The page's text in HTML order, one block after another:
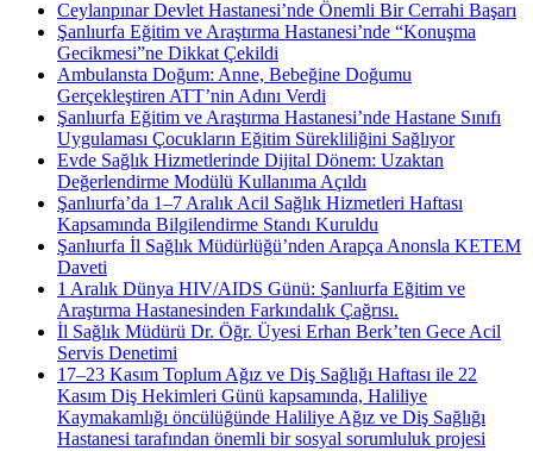
Ceylanpınar Devlet Hastanesi’nde Önemli Bir Cerrahi Başarı
Şanlıurfa Eğitim ve Araştırma Hastanesi’nde “Konuşma
Gecikmesi”ne Dikkat Çekildi
Ambulansta Doğum: Anne, Bebeğine Doğumu
Gerçekleştiren ATT’nin Adını Verdi
Şanlıurfa Eğitim ve Araştırma Hastanesi’nde Hastane Sınıfı
Uygulaması Çocukların Eğitim Sürekliliğini Sağlıyor
Evde Sağlık Hizmetlerinde Dijital Dönem: Uzaktan
Değerlendirme Modülü Kullanıma Açıldı
Şanlıurfa’da 1–7 Aralık Acil Sağlık Hizmetleri Haftası
Kapsamında Bilgilendirme Standı Kuruldu
Şanlıurfa İl Sağlık Müdürlüğü’nden Arapça Anonsla KETEM
Daveti
1 Aralık Dünya HIV/AIDS Günü: Şanlıurfa Eğitim ve
Araştırma Hastanesinden Farkındalık Çağrısı.
İl Sağlık Müdürü Dr. Öğr. Üyesi Erhan Berk’ten Gece Acil
Servis Denetimi
17–23 Kasım Toplum Ağız ve Diş Sağlığı Haftası ile 22
Kasım Diş Hekimleri Günü kapsamında, Haliliye
Kaymakamlığı öncülüğünde Haliliye Ağız ve Diş Sağlığı
Hastanesi tarafından önemli bir sosyal sorumluluk projesi